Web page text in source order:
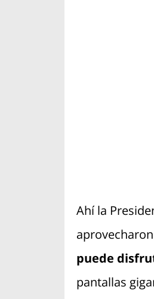
Ahí la
puede
pantallas